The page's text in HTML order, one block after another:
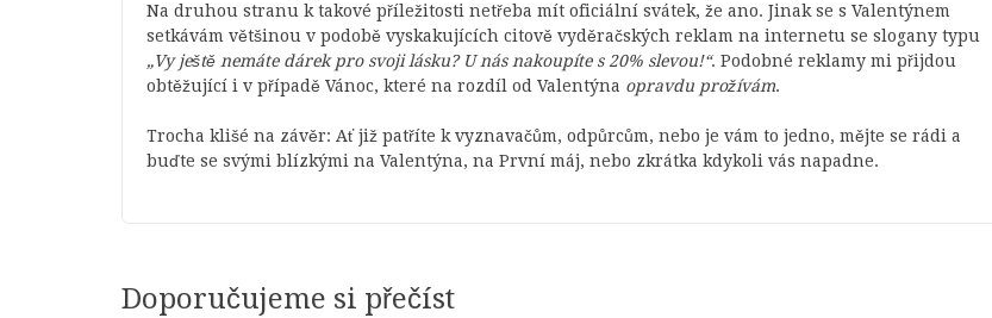
Na druhou stranu k takové příležitosti netřeba mít oficiální svátek, že ano. Jinak se s Valentýnem
setkávám většinou v podobě vyskakujících citově vyděračských reklam na internetu se slogany typu
„Vy ještě nemáte dárek pro svoji lásku? U nás nakoupíte s 20% slevou!“. Podobné reklamy mi přijdou
obtěžující i v případě Vánoc, které na rozdíl od Valentýna opravdu prožívám.
Trocha klišé na závěr: Ať již patříte k vyznavačům, odpůrcům, nebo je vám to jedno, mějte se rádi a
buďte se svými blízkými na Valentýna, na První máj, nebo zkrátka kdykoli vás napadne.
Doporučujeme si přečíst